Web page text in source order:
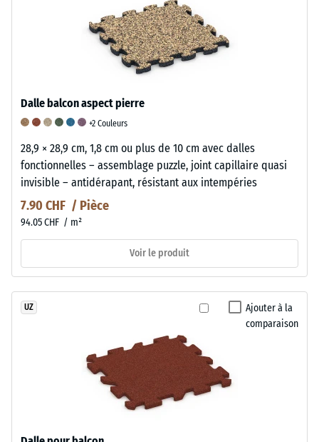
Dalle balcon aspect pierre
+2 Couleurs
28,9 × 28,9 cm, 1,8 cm ou plus de 10 cm avec dalles
fonctionnelles – assemblage puzzle, joint capillaire quasi
invisible – antidérapant, résistant aux intempéries
7.90 CHF / Pièce
94.05 CHF / m²
Voir le produit
Ajouter à la
comparaison
UZ